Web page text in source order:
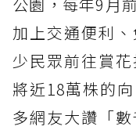
加上交通便利
少民眾前往賞
將近18萬株的
多網友大讚「